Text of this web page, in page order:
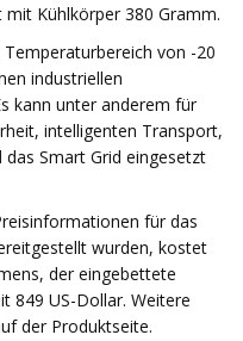
Kühlkörper 380 Gramm.
von -20
industriellen
kann unter anderem für
intelligenten Transport,
Smart Grid eingesetzt
für das
wurden, kostet
der eingebettete
849 US-Dollar. Weitere
der Produktseite.